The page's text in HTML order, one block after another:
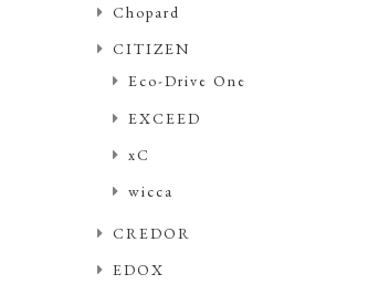
Chopard
CITIZEN
Eco-Drive One
EXCEED
xC
wicca
CREDOR
EDOX